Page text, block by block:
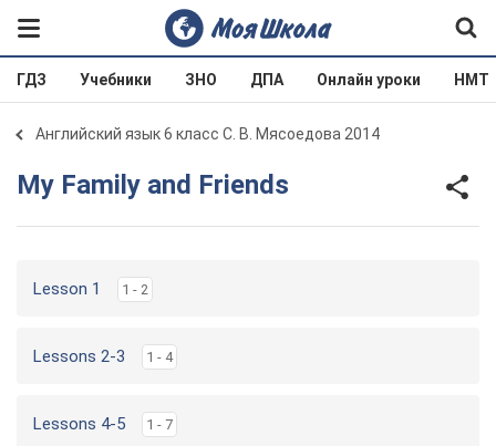
ГДЗ Учебники ЗНО ДПА Онлайн уроки НМТ
Английский язык 6 класс С. В. Мясоедова 2014
My Family and Friends
Lesson 1 1 - 2
Lessons 2-3 1 - 4
Lessons 4-5 1 - 7